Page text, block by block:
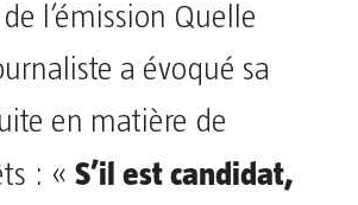
l’émission Quelle
a évoqué sa
en matière de
: « S’il est candidat,